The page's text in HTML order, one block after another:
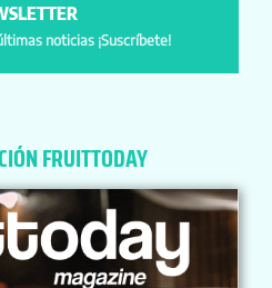
noticias ¡Suscríbete!
FRUITTODAY